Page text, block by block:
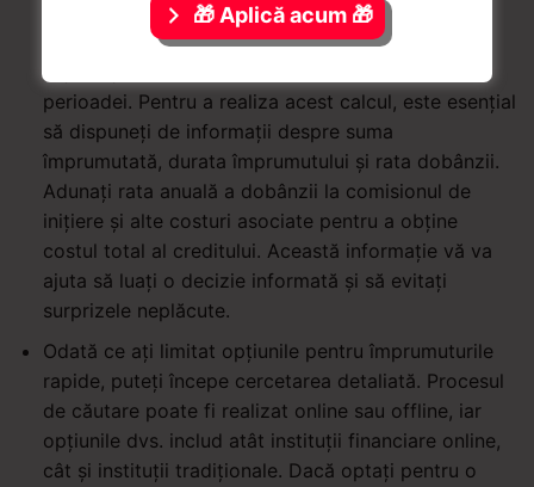
Acest cost include rata dobânzii
percepută de creditor, eventualele comisioane de
inițiere și suma totală de rambursat la finalul
perioadei. Pentru a realiza acest calcul, este esențial
să dispuneți de informații despre suma
împrumutată, durata împrumutului și rata dobânzii.
Adunați rata anuală a dobânzii la comisionul de
inițiere și alte costuri asociate pentru a obține
costul total al creditului. Această informație vă va
ajuta să luați o decizie informată și să evitați
surprizele neplăcute.
Odată ce ați limitat opțiunile pentru împrumuturile
rapide, puteți începe cercetarea detaliată. Procesul
de căutare poate fi realizat online sau offline, iar
opțiunile dvs. includ atât instituții financiare online,
cât și instituții tradiționale. Dacă optați pentru o
🎁 Aplică acum 🎁